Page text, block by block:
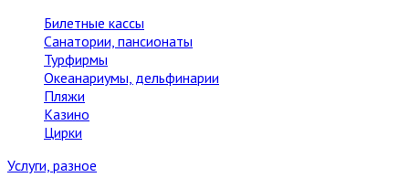
Билетные кассы
Санатории, пансионаты
Турфирмы
Океанариумы, дельфинарии
Пляжи
Казино
Цирки
Услуги, разное